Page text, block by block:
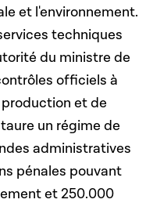
et l'environnement.
techniques
du ministre de
officiels à
et de
un régime de
administratives
pénales pouvant
et 250.000